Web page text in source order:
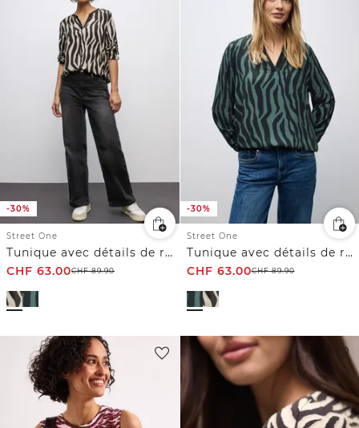
-30%
Street One
Tunique avec détails de ruban adhésif
CHF 63.00CHF89.90
-30%
Street One
Tunique avec détails de ruban adhésif
CHF 63.00CHF89.90